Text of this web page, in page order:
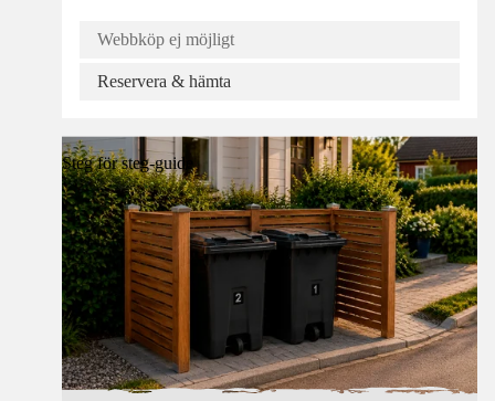
Webbköp ej möjligt
Reservera & hämta
Steg för steg-guide